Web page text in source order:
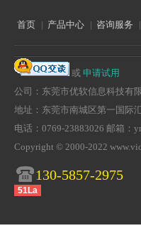
首页 | 产品中心 | 咨询服务 |
或 申请试用
公司：东莞市优软信息科技有
地址：东莞市南城区第一国际
电话：0769-23883026 邮箱：
Copyright © 2000-2022
130-5857-2975
51La